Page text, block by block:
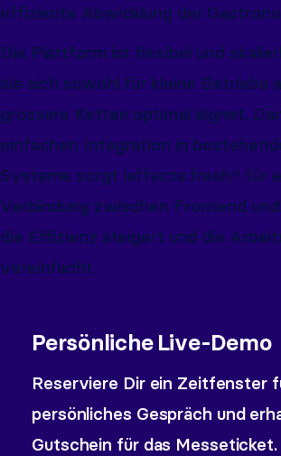
effiziente Abwicklung der
Die Plattform ist flexibel und
sie sich sowohl für kleine Betriebe
grössere Ketten optimal eignet.
einfachen Integration in
Systeme sorgt ieffects.fresh® für
Verbindung zwischen Frontend
die Effizienz steigert und die
vereinfacht.
Persönliche Live-Demo
Reserviere Dir ein Zeitfenster
persönliches Gespräch und
Gutschein für das Messeticket.